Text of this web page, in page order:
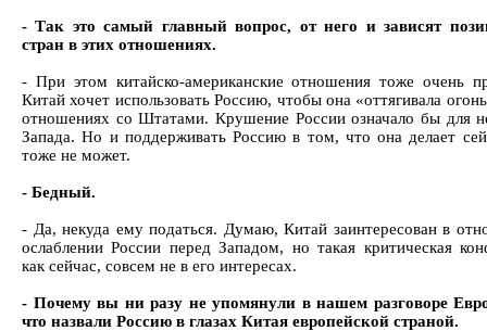
- Так это самый главный вопрос, от него и зависят
стран в этих отношениях.
- При этом китайско-американские отношения тоже очень
Китай хочет использовать Россию, чтобы она «оттягивала
отношениях со Штатами. Крушение России означало бы для
Запада. Но и поддерживать Россию в том, что она делает
тоже не может.
- Бедный.
- Да, некуда ему податься. Думаю, Китай заинтересован в
ослаблении России перед Западом, но такая критическая
как сейчас, совсем не в его интересах.
- Почему вы ни разу не упомянули в нашем разговоре
что назвали Россию в глазах Китая европейской страной.